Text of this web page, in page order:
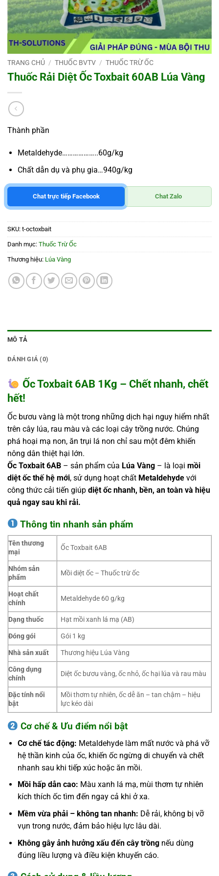
TRANG CHỦ / THUỐC BVTV / THUỐC TRỪ ỐC
Thuốc Rải Diệt Ốc Toxbait 60AB Lúa Vàng
Thành phần
Metaldehyde………………..60g/kg
Chất dẫn dụ và phụ gia…940g/kg
Chat trực tiếp Facebook Chat Zalo
SKU: t-octoxbait
Danh mục: Thuốc Trừ Ốc
Thương hiệu: Lúa Vàng
MÔ TẢ
ĐÁNH GIÁ (0)
Ốc Toxbait 6AB 1Kg – Chết nhanh, chết
hết!
Ốc bươu vàng là một trong những dịch hại nguy hiểm nhất
trên cây lúa, rau màu và các loại cây trồng nước. Chúng
phá hoại mạ non, ăn trụi lá non chỉ sau một đêm khiến
nông dân thiệt hại lớn.
Ốc Toxbait 6AB – sản phẩm của Lúa Vàng – là loại mồi
diệt ốc thế hệ mới, sử dụng hoạt chất Metaldehyde với
công thức cải tiến giúp diệt ốc nhanh, bền, an toàn và hiệu
quả ngay sau khi rải.
Thông tin nhanh sản phẩm
Tên thương
mại
Ốc Toxbait 6AB
Nhóm sản
phẩm
Mồi diệt ốc – Thuốc trừ ốc
Hoạt chất
chính
Metaldehyde 60 g/kg
Dạng thuốc
Hạt mồi xanh lá mạ (AB)
Đóng gói
Gói 1 kg
Nhà sản xuất
Thương hiệu Lúa Vàng
Công dụng
chính
Diệt ốc bươu vàng, ốc nhỏ, ốc hại lúa và rau màu
Đặc tính nổi
bật
Mồi thơm tự nhiên, ốc dễ ăn – tan chậm – hiệu
lực kéo dài
Cơ chế & Ưu điểm nổi bật
Cơ chế tác động: Metaldehyde làm mất nước và phá vỡ
hệ thần kinh của ốc, khiến ốc ngừng di chuyển và chết
nhanh sau khi tiếp xúc hoặc ăn mồi.
Mồi hấp dẫn cao: Màu xanh lá mạ, mùi thơm tự nhiên
kích thích ốc tìm đến ngay cả khi ở xa.
Mềm vừa phải – không tan nhanh: Dễ rải, không bị vỡ
vụn trong nước, đảm bảo hiệu lực lâu dài.
Không gây ảnh hưởng xấu đến cây trồngnếu dùng
đúng liều lượng và điều kiện khuyến cáo.